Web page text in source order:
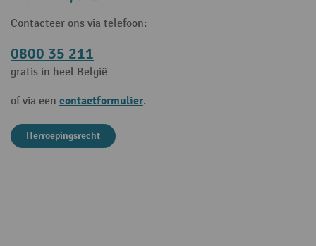
Contacteer ons via telefoon:
0800 35 211
gratis in heel België
of via een contactformulier.
Herroepingsrecht